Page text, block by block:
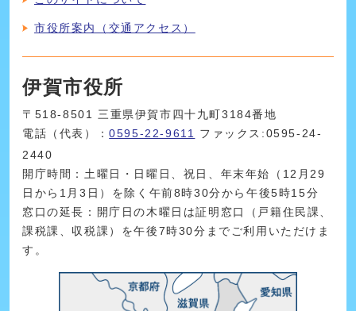
市役所案内（交通アクセス）
伊賀市役所
〒518-8501 三重県伊賀市四十九町3184番地
電話（代表）：0595-22-9611
ファックス:0595-24-
2440
開庁時間：土曜日・日曜日、祝日、年末年始（12月29
日から1月3日）を除く午前8時30分から午後5時15分
窓口の延長：開庁日の木曜日は証明窓口（戸籍住民課、
課税課、収税課）を午後7時30分までご利用いただけま
す。